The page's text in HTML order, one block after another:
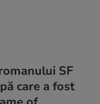
SF
care a fost